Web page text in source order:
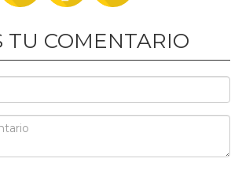
TU COMENTARIO